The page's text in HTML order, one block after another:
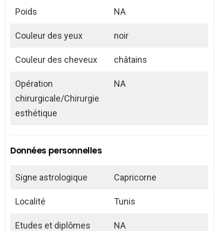
Poids NA
Couleur des yeux noir
Couleur des cheveux châtains
Opération
chirurgicale/Chirurgie
esthétique
NA
Données personnelles
Signe astrologique Capricorne
Localité Tunis
Etudes et diplômes NA